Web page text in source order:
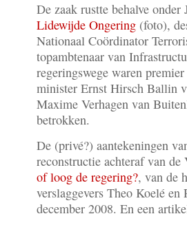
De zaak rustte behalve
Lidewijde Ongering (foto),
Nationaal Coördinator
topambtenaar van
regeringswege waren
minister Ernst Hirsch Ballin
Maxime Verhagen van
betrokken.
De (privé?) aantekeningen
reconstructie achteraf van
of loog de regering?, van de
verslaggevers Theo Koelé
december 2008. En een